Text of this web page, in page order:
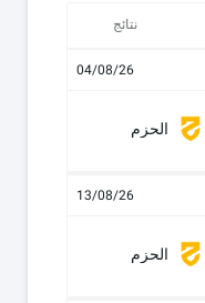
نتائج
04/08/26
الحزم
13/08/26
الحزم